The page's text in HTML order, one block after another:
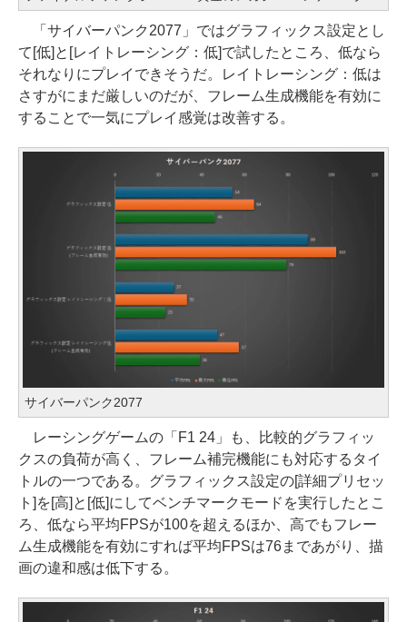
「サイバーパンク2077」ではグラフィックス設定とし
て[低]と[レイトレーシング：低]で試したところ、低なら
それなりにプレイできそうだ。レイトレーシング：低は
さすがにまだ厳しいのだが、フレーム生成機能を有効に
することで一気にプレイ感覚は改善する。
サイバーパンク2077
レーシングゲームの「F1 24」も、比較的グラフィッ
クスの負荷が高く、フレーム補完機能にも対応するタイ
トルの一つである。グラフィックス設定の[詳細プリセッ
ト]を[高]と[低]にしてベンチマークモードを実行したとこ
ろ、低なら平均FPSが100を超えるほか、高でもフレー
ム生成機能を有効にすれば平均FPSは76まであがり、描
画の違和感は低下する。